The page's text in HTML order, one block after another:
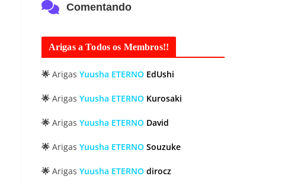
Comentando
Arigas a Todos os Membros!!
🌟 Arigas Yuusha ETERNO EdUshi
🌟 Arigas Yuusha ETERNO Kurosaki
🌟 Arigas Yuusha ETERNO David
🌟 Arigas Yuusha ETERNO Souzuke
🌟 Arigas Yuusha ETERNO dirocz